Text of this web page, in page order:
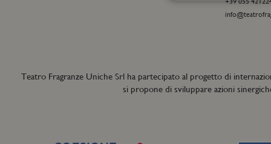
Teatro Fragranze Uniche Srl ha partecipato al progetto di
si propone di sviluppare azioni